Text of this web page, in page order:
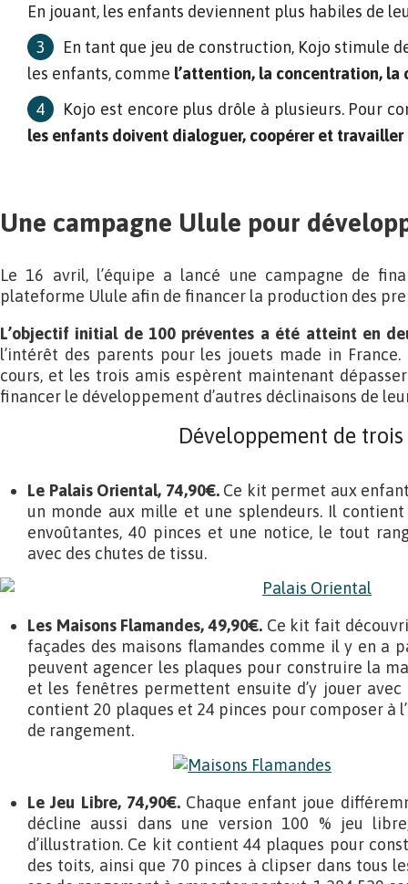
En jouant, les enfants deviennent plus habiles de
En tant que jeu de construction, Kojo stimule
les enfants, comme l’attention, la concentration,
Kojo est encore plus drôle à plusieurs. Pour
les enfants doivent dialoguer, coopérer et travailler
Une campagne Ulule pour
Le 16 avril, l’équipe a lancé une campagne de
plateforme Ulule afin de financer la production des
L’objectif initial de 100 préventes a été atteint en
l’intérêt des parents pour les jouets made in
cours, et les trois amis espèrent maintenant
financer le développement d’autres déclinaisons de
Développement de
Le Palais Oriental, 74,90€.Ce kit permet aux
un monde aux mille et une splendeurs. Il
envoûtantes, 40 pinces et une notice, le tout
avec des chutes de tissu.
Les Maisons Flamandes, 49,90€. Ce kit fait
façades des maisons flamandes comme il y en a
peuvent agencer les plaques pour construire la
et les fenêtres permettent ensuite d’y jouer
contient 20 plaques et 24 pinces pour composer à
de rangement.
Le Jeu Libre, 74,90€. Chaque enfant joue
décline aussi dans une version 100 % jeu
d’illustration. Ce kit contient 44 plaques pour
des toits, ainsi que 70 pinces à clipser dans tous